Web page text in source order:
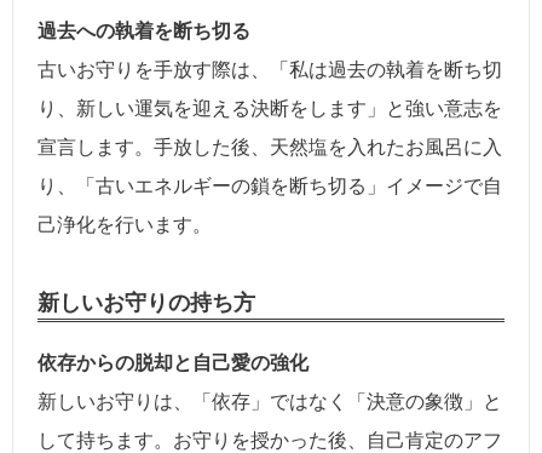
過去への執着を断ち切る
古いお守りを手放す際は、「私は過去の執着を断ち切
り、新しい運気を迎える決断をします」と強い意志を
宣言します。手放した後、天然塩を入れたお風呂に入
り、「古いエネルギーの鎖を断ち切る」イメージで自
己浄化を行います。
新しいお守りの持ち方
依存からの脱却と自己愛の強化
新しいお守りは、「依存」ではなく「決意の象徴」と
して持ちます。お守りを授かった後、自己肯定のアフ